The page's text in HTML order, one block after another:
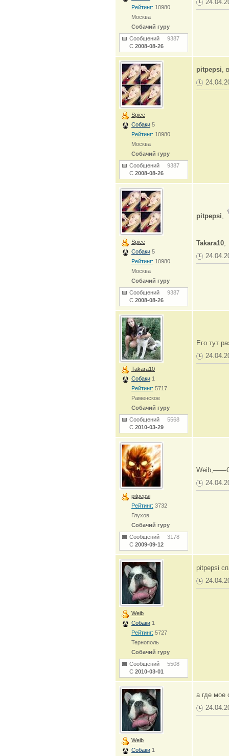
Рейтинг: 10980
Москва
Собачий гуру
Сообщений 9387
С 2008-08-26
Spice
Собаки 5
Рейтинг: 10980
Москва
Собачий гуру
Сообщений 9387
С 2008-08-26
pitpepsi,
Spice
Собаки 5
Рейтинг: 10980
Москва
Собачий гуру
Сообщений 9387
С 2008-08-26
pitpepsi,
Takara10,
Takara10
Собаки 1
Рейтинг: 5717
Раменское
Собачий гуру
Сообщений 5568
С 2010-03-29
Его тут
pitpepsi
Рейтинг: 3732
Глухов
Собачий гуру
Сообщений 3178
С 2009-09-12
Weib
Собаки 1
Рейтинг: 5727
Тернополь
Собачий гуру
Сообщений 5508
С 2010-03-01
pitpepsi
Weib
Собаки 1
а где мое